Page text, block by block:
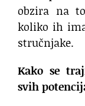
obzira na
koliko ih
stručnjake.
Kako se
svih